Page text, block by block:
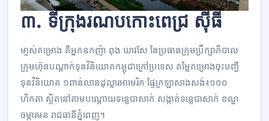
៣. ទីក្រុង​រណប​កោះពេជ្រ ស៊ីធី
មា្ចស់​គម្រោង គឺ​អ្នក​ឧកញ៉ា ពុង ឃាវសែ នៃ​ប្រធាន​ក្រុមប្រឹក្សា​ភិបាល​
ក្រុមហ៊ុន​បណ្តាក់​ទុន​វិនិយោគ​កម្ពុជា​ក្រៅ​ប្រទេស តម្លៃ​គម្រោង​ចុះ​បញ្ជី​
ទុន​វិនិយោគ ១​ពាន់​លាន​ដុល្លារ​អាមេរិក ផ្ទៃ​ក្រឡា​សាងសង់៖១០០​
ហិកតា ស្ថិត​នៅ​តាម​បណ្តោយ​ទន្លេ​បាសាក់ សង្កាត់​ទន្លេ​បាសាក់ ខណ្ឌ​
ចម្ការមន រាជ​ធានី​ភ្នំពេញ។